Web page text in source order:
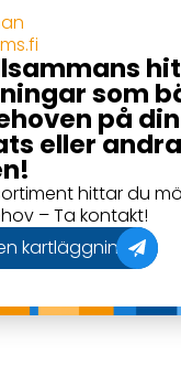
som
på din
eller andra
hittar du
– Ta kontakt!
kartläggning